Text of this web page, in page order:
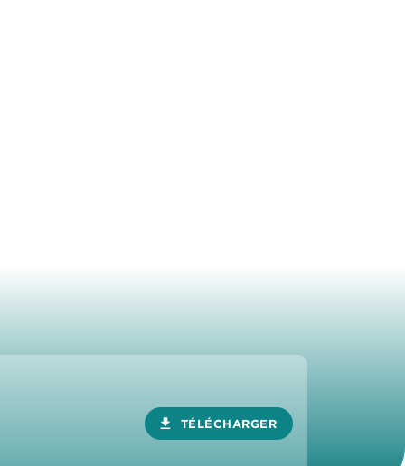
download TÉLÉCHARGER